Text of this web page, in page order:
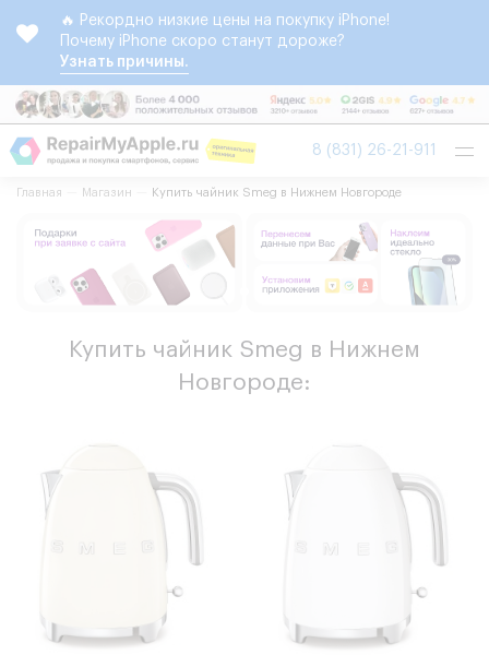
🔥 Рекордно низкие цены на покупку iPhone!
Почему iPhone скоро станут дороже?
Узнать причины.
8 (831) 26-21-911
Главная Магазин Купить чайник Smeg в Нижнем Новгороде
Купить чайник Smeg в Нижнем
Новгороде: